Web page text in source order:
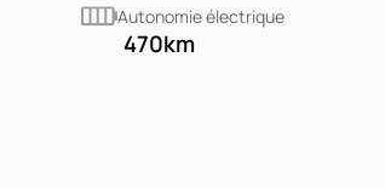
Autonomie électrique
470km